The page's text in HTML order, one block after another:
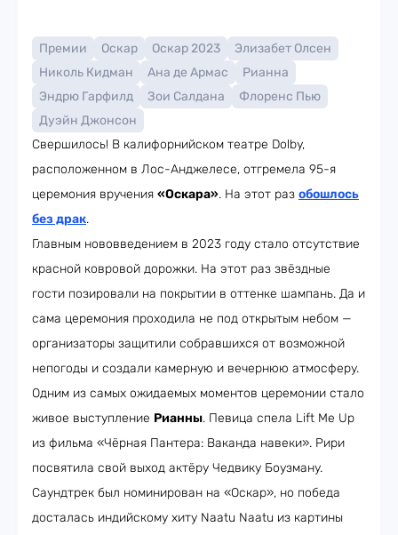
Премии Оскар Оскар 2023
Элизабет Олсен
Николь Кидман
Ана де Армас
Рианна
Эндрю Гарфилд
Зои Салдана
Флоренс Пью
Дуэйн Джонсон
Свершилось! В калифорнийском театре Dolby,
расположенном в Лос-Анджелесе, отгремела 95-я
церемония вручения «Оскара». На этот раз обошлось
без драк.
Главным нововведением в 2023 году стало отсутствие
красной ковровой дорожки. На этот раз звёздные
гости позировали на покрытии в оттенке шампань. Да и
сама церемония проходила не под открытым небом —
организаторы защитили собравшихся от возможной
непогоды и создали камерную и вечернюю атмосферу.
Одним из самых ожидаемых моментов церемонии стало
живое выступление Рианны. Певица спела Lift Me Up
из фильма «Чёрная Пантера: Ваканда навеки». Рири
посвятила свой выход актёру Чедвику Боузману.
Саундтрек был номинирован на «Оскар», но победа
досталась индийскому хиту Naatu Naatu из картины